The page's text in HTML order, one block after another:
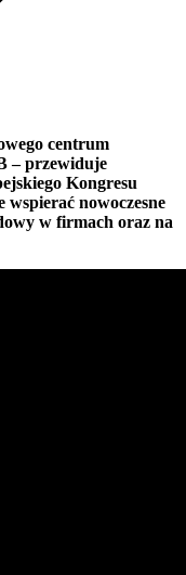
centrum
– przewiduje
Kongresu
nowoczesne
w firmach oraz na